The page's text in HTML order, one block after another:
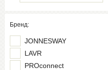
Бренд:
JONNESWAY
LAVR
PROconnect